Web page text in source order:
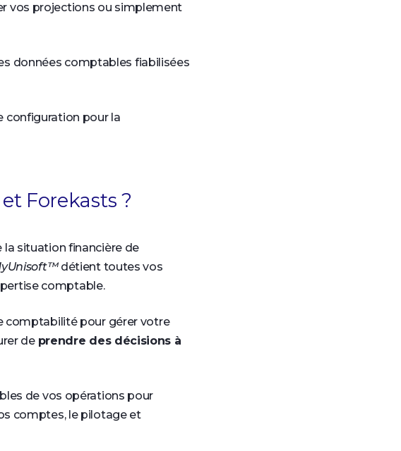
vos projections ou simplement
données comptables fiabilisées
configuration pour la
Forekasts ?
la situation financière de
détient toutes vos
comptable.
comptabilité pour gérer votre
de prendre des décisions à
de vos opérations pour
comptes, le pilotage et